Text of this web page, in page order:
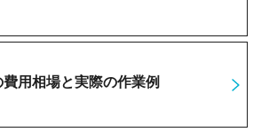
用相場と実際の作業例